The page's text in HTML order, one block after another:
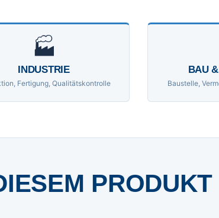
🏭
INDUSTRIE
Fertigung, Qualitätskontrolle
BAU
Baustelle,
PRODUKT